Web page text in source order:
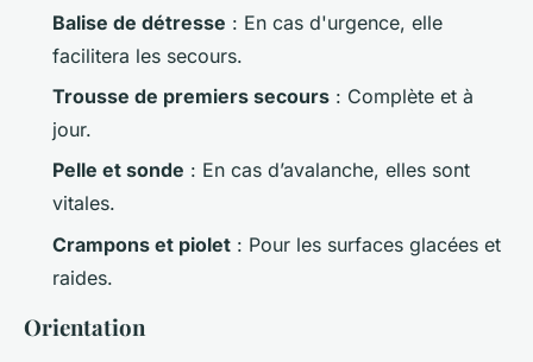
Balise de détresse : En cas d'urgence, elle
facilitera les secours.
Trousse de premiers secours : Complète et à
jour.
Pelle et sonde : En cas d’avalanche, elles sont
vitales.
Crampons et piolet : Pour les surfaces glacées et
raides.
Orientation